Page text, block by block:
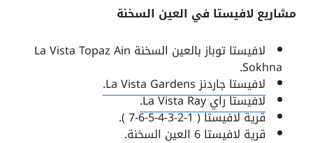
لافيستا في العين السخنة
لافيستا توباز بالعين السخنة La Vista Topaz Ain
Sokhna.
لافيستا جاردنز La Vista Gardens.
لافيستا راي La Vista Ray.
قرية لافيستا ( 1-2-3-4-5-6-7 ).
قرية لافيستا 6 العين السخنة.